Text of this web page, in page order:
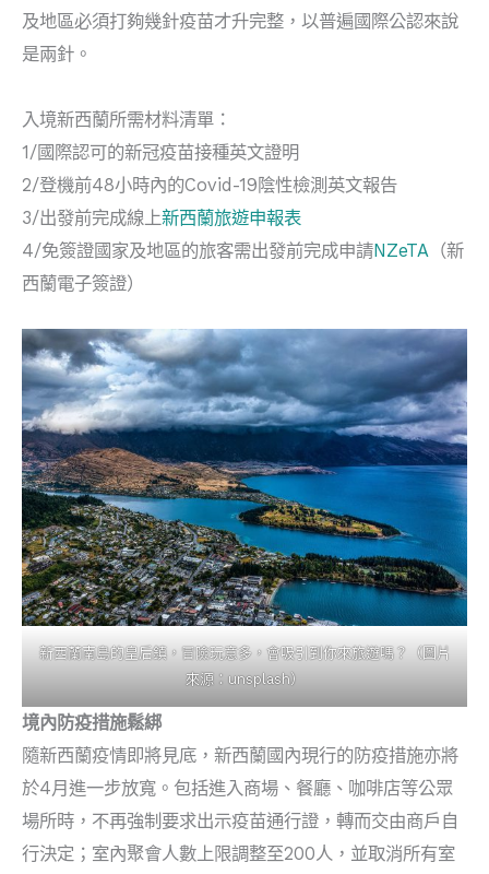
及地區必須打夠幾針疫苗才升完整，以普遍國際公認來說
是兩針。
入境新西蘭所需材料清單：
1/國際認可的新冠疫苗接種英文證明
2/登機前48小時內的Covid-19陰性檢測英文報告
3/出發前完成線上新西蘭旅遊申報表
4/免簽證國家及地區的旅客需出發前完成申請NZeTA （新
西蘭電子簽證）
新西蘭南島的皇后鎮，冒險玩意多，會吸引到你來旅遊嗎？（圖片
來源：unsplash）
境內防疫措施鬆綁
隨新西蘭疫情即將見底，新西蘭國內現行的防疫措施亦將
於4月進一步放寬。包括進入商場、餐廳、咖啡店等公眾
場所時，不再強制要求出示疫苗通行證，轉而交由商戶自
行決定；室內聚會人數上限調整至200人，並取消所有室